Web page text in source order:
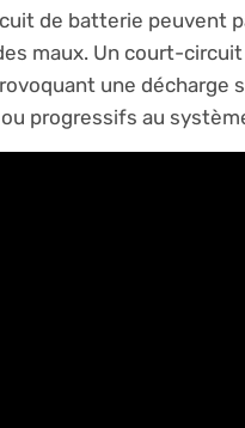
de batterie peuvent
maux. Un court-
une décharge
progressifs au